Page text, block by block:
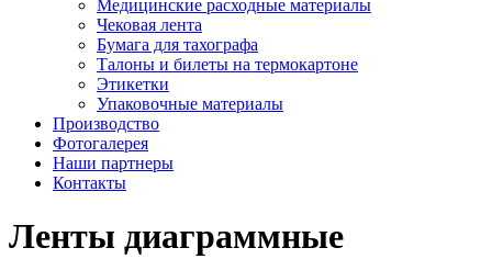
Медицинские расходные материалы
Чековая лента
Бумага для тахографа
Талоны и билеты на термокартоне
Этикетки
Упаковочные материалы
Производство
Фотогалерея
Наши партнеры
Контакты
Ленты диаграммные